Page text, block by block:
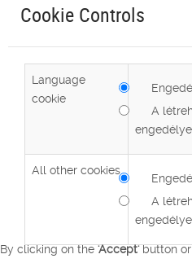
By clicking on the'Accept'button or
Cookie Controls
Language
cookie
A
All other cookies
A